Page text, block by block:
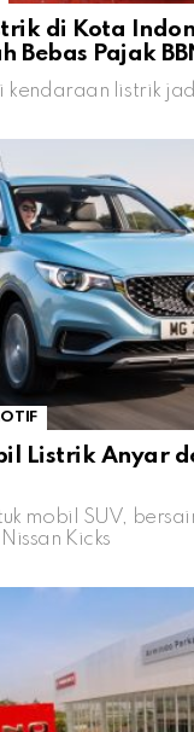
di Kota
Bebas Pajak
kendaraan listrik
Listrik Anyar
mobil SUV,
Kicks